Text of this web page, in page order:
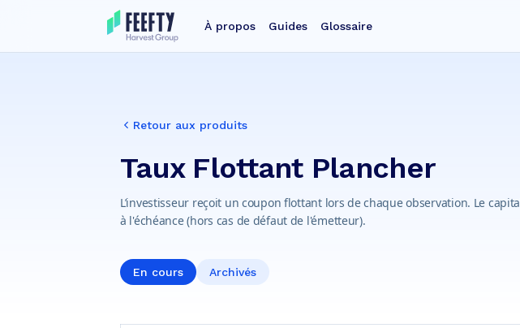
À propos Guides Glossaire
Retour aux produits
Taux Flottant Plancher
L’investisseur reçoit un coupon flottant lors de chaque observation. Le
à l'échéance (hors cas de défaut de l'émetteur).
En cours Archivés